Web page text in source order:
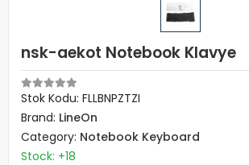
nsk-aekot Notebook Klavye
Stok Kodu: FLLBNPZTZI
Brand: LineOn
Category: Notebook Keyboard
Stock: +18